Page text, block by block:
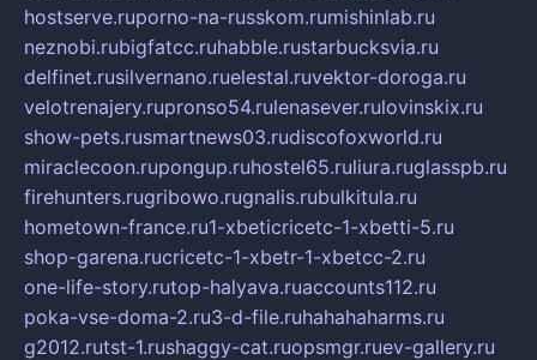
hostserve.ruporno-na-russkom.rumishinlab.ru
neznobi.rubigfatcc.ruhabble.rustarbucksvia.ru
delfinet.rusilvernano.ruelestal.ruvektor-doroga.ru
velotrenajery.rupronso54.rulenasever.rulovinskix.ru
show-pets.rusmartnews03.rudiscofoxworld.ru
miraclecoon.rupongup.ruhostel65.ruliura.ruglasspb.ru
firehunters.rugribowo.rugnalis.rubulkitula.ru
hometown-france.ru1-xbeticricetc-1-xbetti-5.ru
shop-garena.rucricetc-1-xbetr-1-xbetcc-2.ru
one-life-story.rutop-halyava.ruaccounts112.ru
poka-vse-doma-2.ru3-d-file.ruhahahaharms.ru
g2012.rutst-1.rushaggy-cat.ruopsmgr.ruev-gallery.ru